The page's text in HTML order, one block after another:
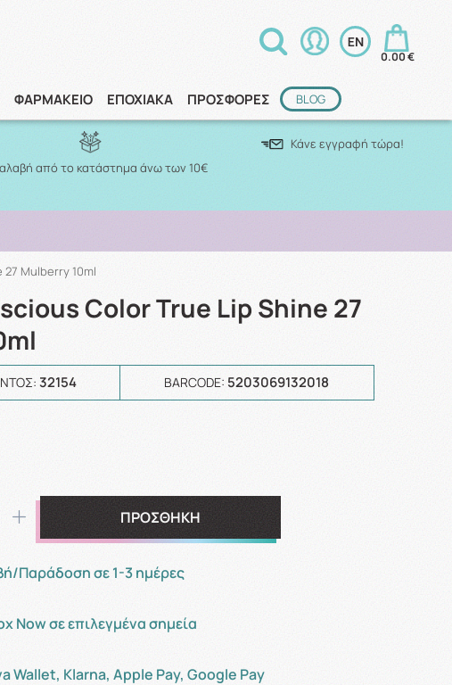
0.00 €
ΦΑΡΜΑΚΕΙΟ ΕΠΟΧΙΑΚΑ ΠΡΟΣΦΟΡΕΣ BLOG
από το κατάστημα άνω των 10€
Κάνε εγγραφή τώρα!
Mulberry 10ml
Color True Lip Shine 27
32154 BARCODE: 5203069132018
ΠΡΟΣΘΗΚΗ
Παράδοση σε 1-3 ημέρες
Now σε επιλεγμένα σημεία
Wallet, Klarna, Apple Pay, Google Pay